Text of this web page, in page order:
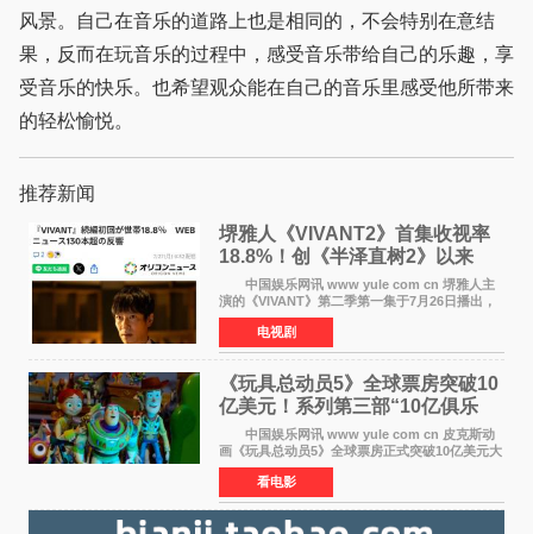
风景。自己在音乐的道路上也是相同的，不会特别在意结
果，反而在玩音乐的过程中，感受音乐带给自己的乐趣，享
受音乐的快乐。也希望观众能在自己的音乐里感受他所带来
的轻松愉悦。
推荐新闻
堺雅人《VIVANT2》首集收视率
18.8%！创《半泽直树2》以来
TBS周日剧场最高开局
中国娱乐网讯 www yule com cn 堺雅人主
演的《VIVANT》第二季第一集于7月26日播出，
首集收视率高达18 8%，成为自2020年《半泽直
树2》首集22%以来，TBS周日剧场最高开播收视
纪录。 考虑到
电视剧
《玩具总动员5》全球票房突破10
亿美元！系列第三部“10亿俱乐
部”达成
中国娱乐网讯 www yule com cn 皮克斯动
画《玩具总动员5》全球票房正式突破10亿美元大
关。截至上周末，该片全球累计票房已达10 22亿
美元，其中北美市场贡献4 48亿美元，中国内地
票房达2 82
看电影